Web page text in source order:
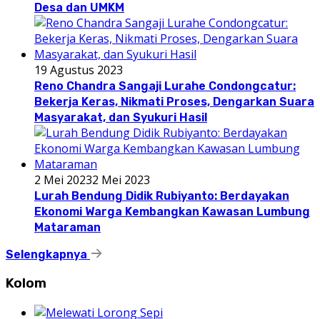
Desa dan UMKM
19 Agustus 2023
Reno Chandra Sangaji Lurahe Condongcatur:
Bekerja Keras, Nikmati Proses, Dengarkan Suara
Masyarakat, dan Syukuri Hasil
2 Mei 20232 Mei 2023
Lurah Bendung Didik Rubiyanto: Berdayakan
Ekonomi Warga Kembangkan Kawasan Lumbung
Mataraman
Selengkapnya
Kolom